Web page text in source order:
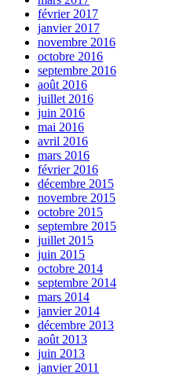
février 2017
janvier 2017
novembre 2016
octobre 2016
septembre 2016
août 2016
juillet 2016
juin 2016
mai 2016
avril 2016
mars 2016
février 2016
décembre 2015
novembre 2015
octobre 2015
septembre 2015
juillet 2015
juin 2015
octobre 2014
septembre 2014
mars 2014
janvier 2014
décembre 2013
août 2013
juin 2013
janvier 2011